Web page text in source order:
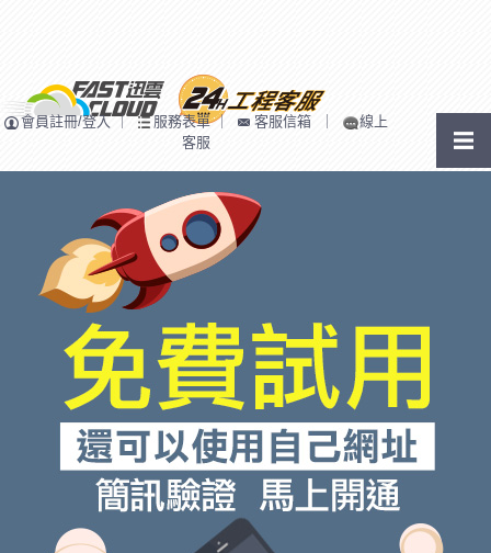
會員註冊/登入｜ 服務表單｜ 客服信箱 ｜
線上
客服